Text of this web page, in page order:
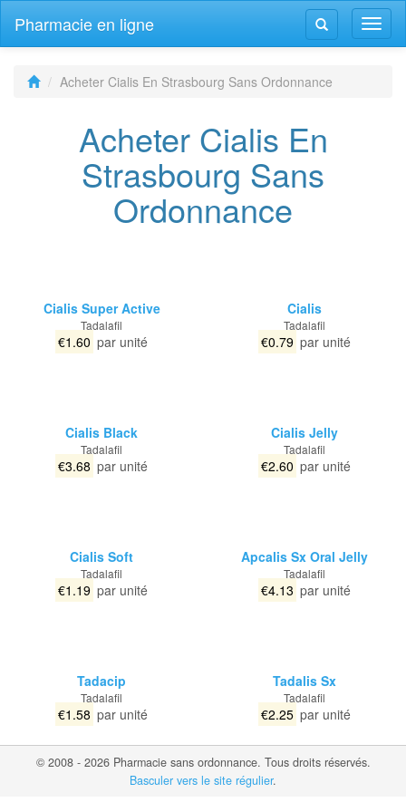
Navigation
bascule
Pharmacie en ligne
Acheter Cialis En Strasbourg Sans Ordonnance
Acheter Cialis En
Strasbourg Sans
Ordonnance
Cialis Super Active
Tadalafil
€1.60 par unité
Cialis
Tadalafil
€0.79 par unité
Cialis Black
Tadalafil
€3.68 par unité
Cialis Jelly
Tadalafil
€2.60 par unité
Cialis Soft
Tadalafil
€1.19 par unité
Apcalis Sx Oral Jelly
Tadalafil
€4.13 par unité
Tadacip
Tadalafil
€1.58 par unité
Tadalis Sx
Tadalafil
€2.25 par unité
© 2008 - 2026 Pharmacie sans ordonnance. Tous droits réservés.
Basculer vers le site régulier.